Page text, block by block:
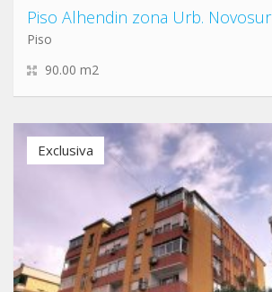
Piso Alhendin zona Urb. Novosur
Piso
90.00 m2
Exclusiva